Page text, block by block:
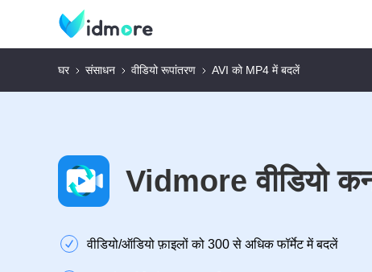
घर संसाधन वीडियो रूपांतरण AVI को MP4 में बदलें
Vidmore वीडियो
वीडियो/ऑडियो फ़ाइलों को 300 से अधिक फॉर्मेट में बदलें